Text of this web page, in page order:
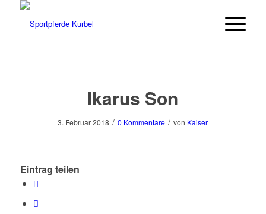
Ikarus Son
3. Februar 2018 / 0 Kommentare / von Kaiser
Eintrag teilen